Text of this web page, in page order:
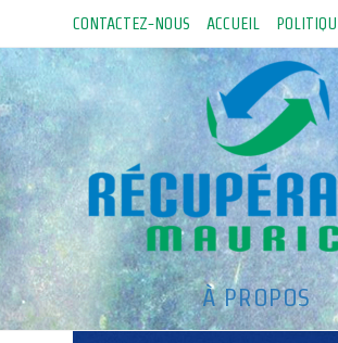
content
CONTACTEZ-NOUS ACCUEIL
À PROPOS